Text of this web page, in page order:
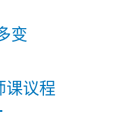
变
课议程